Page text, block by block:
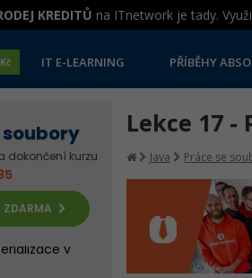
KREDITŮ na ITnetwork je tady.
IT E-LEARNING PŘÍBĚHY
soubory
dokončení kurzu
ZDARMA
soubory a
SAXem v
souborů
soubory v
v
Lekce 17 -
Java Práce se